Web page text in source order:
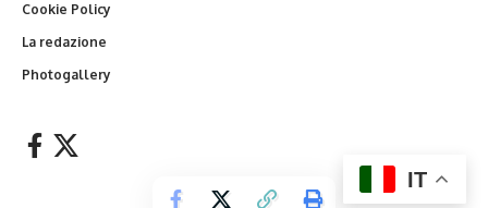
Cookie Policy
La redazione
Photogallery
IT